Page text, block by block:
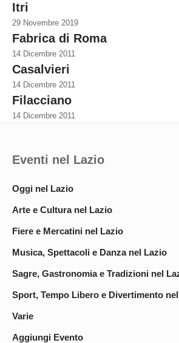
Itri
29 Novembre 2019
Fabrica di Roma
14 Dicembre 2011
Casalvieri
14 Dicembre 2011
Filacciano
14 Dicembre 2011
Eventi nel Lazio
Oggi nel Lazio
Arte e Cultura nel Lazio
Fiere e Mercatini nel Lazio
Musica, Spettacoli e Danza nel Lazio
Sagre, Gastronomia e Tradizioni nel
Sport, Tempo Libero e Divertimento
Varie
Aggiungi Evento